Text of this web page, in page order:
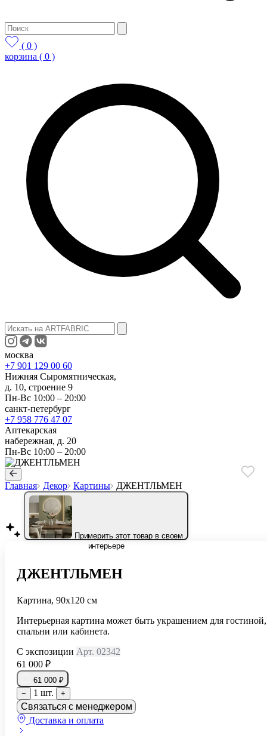
( 0 )
корзина ( 0 )
москва
+7 901 129 00 60
Нижняя Сыромятническая,
д. 10, строение 9
Пн-Вс 10:00 – 20:00
санкт-петербург
+7 958 776 47 07
Аптекарская
набережная, д. 20
Пн-Вс 10:00 – 20:00
Главная Декор Картины ДЖЕНТЛЬМЕН
Примерить этот товар в своем
интерьере
ДЖЕНТЛЬМЕН
Картина, 90х120 см
Интерьерная картина может быть украшением для гостиной,
спальни или кабинета.
С экспозиции Арт. 02342
61 000 ₽
61 000 ₽
−
1 шт. +
Связаться с менеджером
Доставка и оплата